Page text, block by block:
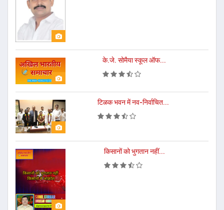
के.जे. सोमैया स्कूल ऑफ...
टिळक भवन में नव-निर्वाचित...
किसानों को भुगतान नहीं...